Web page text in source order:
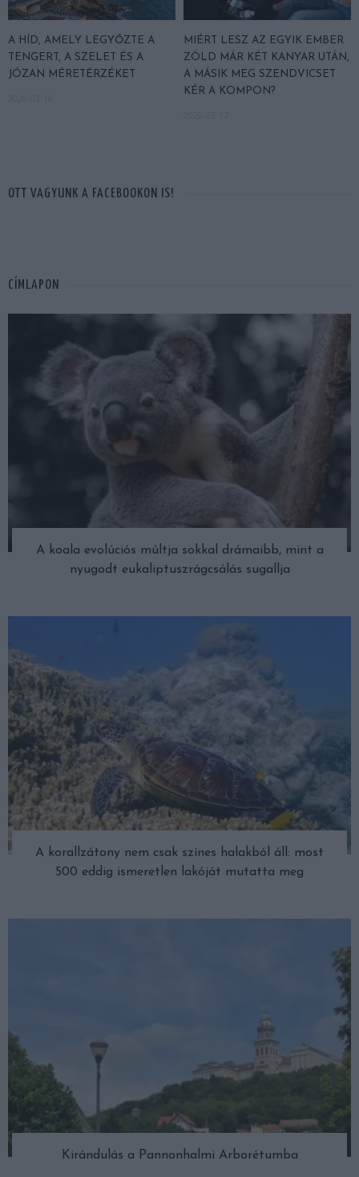
A HÍD, AMELY LEGYŐZTE A
TENGERT, A SZELET ÉS A
JÓZAN MÉRETÉRZÉKET
MIÉRT LESZ AZ EGYIK EMBER
ZÖLD MÁR KÉT KANYAR UTÁN,
A MÁSIK MEG SZENDVICSET
KÉR A KOMPON?
OTT VAGYUNK A FACEBOOKON IS!
CÍMLAPON
A koala evolúciós múltja sokkal drámaibb, mint a
nyugodt eukaliptuszrágcsálás sugallja
A korallzátony nem csak színes halakból áll: most
500 eddig ismeretlen lakóját mutatta meg
Kirándulás a Pannonhalmi Arborétumba